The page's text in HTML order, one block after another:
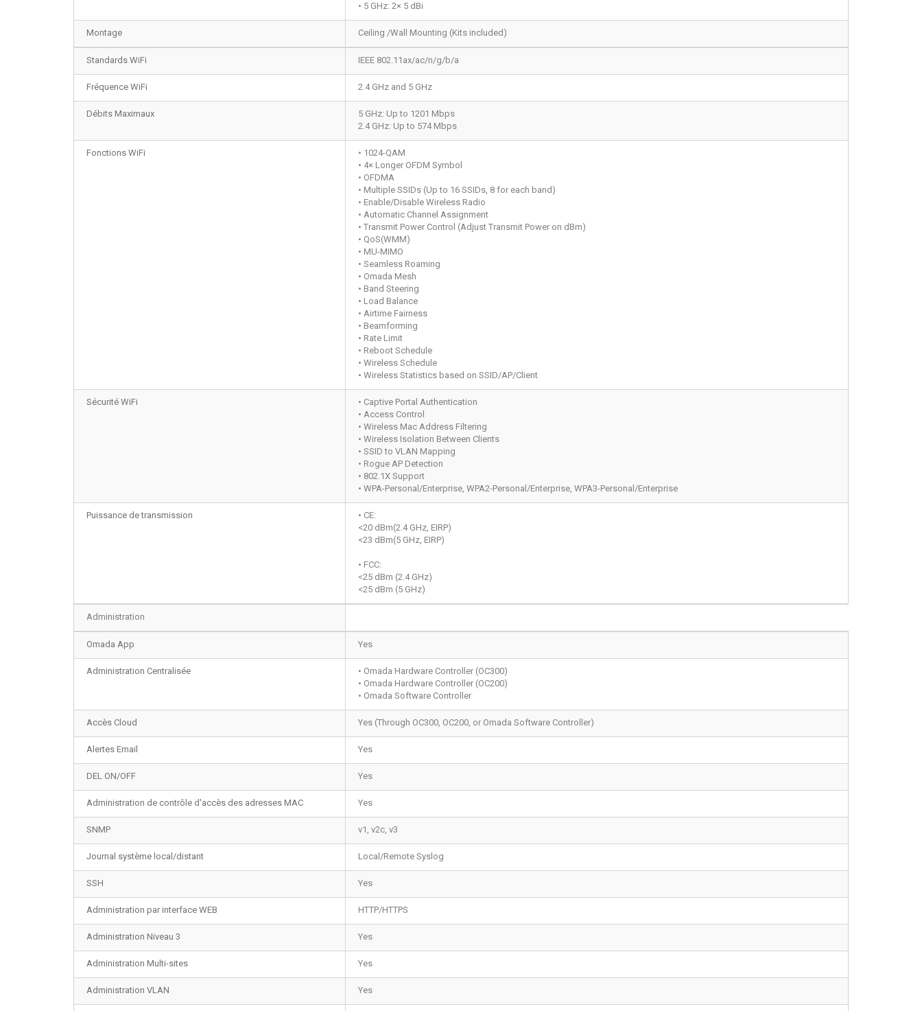
• 5 GHz: 2× 5 dBi
Montage Ceiling /Wall Mounting (Kits included)
Standards WiFi IEEE 802.11ax/ac/n/g/b/a
Fréquence WiFi 2.4 GHz and 5 GHz
Débits Maximaux
5 GHz: Up to 1201 Mbps
2.4 GHz: Up to 574 Mbps
Fonctions WiFi
• 1024-QAM
• 4× Longer OFDM Symbol
• OFDMA
• Multiple SSIDs (Up to 16 SSIDs, 8 for each band)
• Enable/Disable Wireless Radio
• Automatic Channel Assignment
• Transmit Power Control (Adjust Transmit Power on dBm)
• QoS(WMM)
• MU-MIMO
• Seamless Roaming
• Omada Mesh
• Band Steering
• Load Balance
• Airtime Fairness
• Beamforming
• Rate Limit
• Reboot Schedule
• Wireless Schedule
• Wireless Statistics based on SSID/AP/Client
Sécurité WiFi
• Captive Portal Authentication
• Access Control
• Wireless Mac Address Filtering
• Wireless Isolation Between Clients
• SSID to VLAN Mapping
• Rogue AP Detection
• 802.1X Support
• WPA-Personal/Enterprise, WPA2-Personal/Enterprise, WPA3-Personal/Enterprise
Puissance de transmission
• CE:
<20 dBm(2.4 GHz, EIRP)
<23 dBm(5 GHz, EIRP)
• FCC:
<25 dBm (2.4 GHz)
<25 dBm (5 GHz)
Administration
Omada App Yes
Administration Centralisée
• Omada Hardware Controller (OC300)
• Omada Hardware Controller (OC200)
• Omada Software Controller
Accès Cloud Yes (Through OC300, OC200, or Omada Software Controller)
Alertes Email Yes
DEL ON/OFF Yes
Administration de contrôle d'accès des adresses MAC Yes
SNMP v1, v2c, v3
Journal système local/distant Local/Remote Syslog
SSH Yes
Administration par interface WEB HTTP/HTTPS
Administration Niveau 3 Yes
Administration Multi-sites Yes
Administration VLAN Yes